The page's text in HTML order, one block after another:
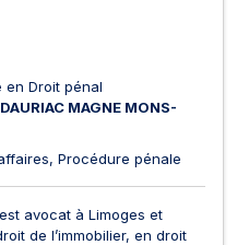
en Droit pénal
MAGNE MONS-
Procédure pénale
avocat à Limoges et
de l’immobilier, en droit